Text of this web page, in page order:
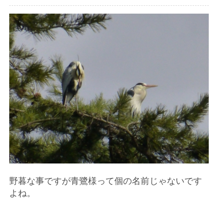
野暮な事ですが青鷺様って個の名前じゃないです
よね。